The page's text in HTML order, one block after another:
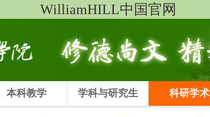
WilliamHILL中国官网
本科教学 学科与研究生 科研学术